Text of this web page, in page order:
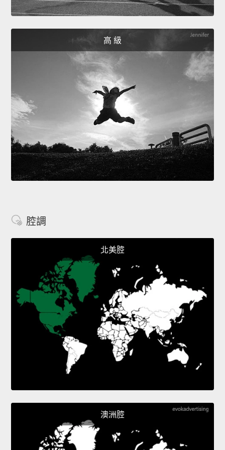
高 級
腔調
北美腔
澳洲腔